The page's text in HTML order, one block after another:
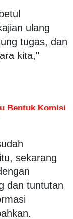
ulang
tugas, dan
kita,"
Bentuk Komisi
sekarang
dan tuntutan